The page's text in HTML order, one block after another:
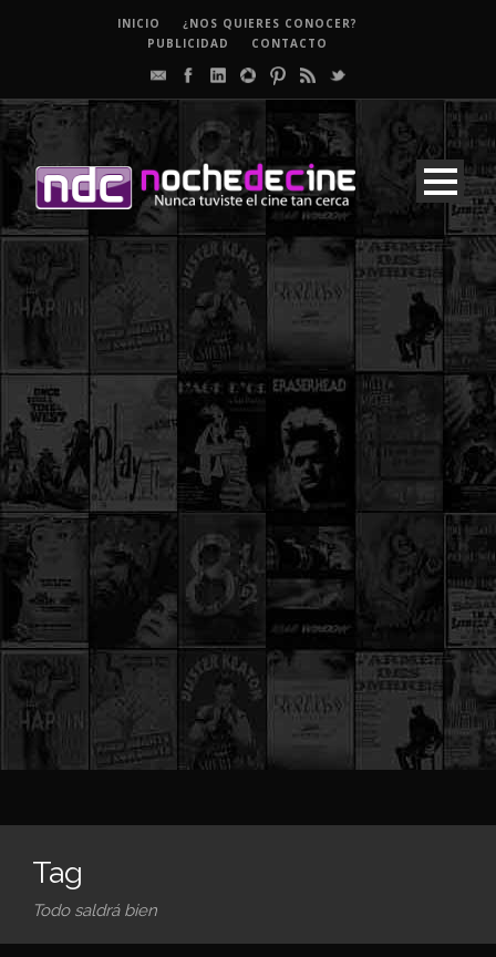
INICIO
¿NOS QUIERES CONOCER?
PUBLICIDAD
CONTACTO
Tag
Todo saldrá bien